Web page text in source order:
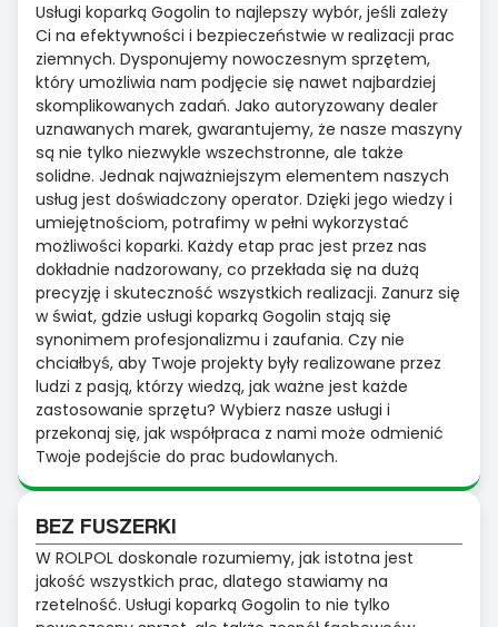
Usługi koparką Gogolin to najlepszy wybór, jeśli zależy
Ci na efektywności i bezpieczeństwie w realizacji prac
ziemnych. Dysponujemy nowoczesnym sprzętem,
który umożliwia nam podjęcie się nawet najbardziej
skomplikowanych zadań. Jako autoryzowany dealer
uznawanych marek, gwarantujemy, że nasze maszyny
są nie tylko niezwykle wszechstronne, ale także
solidne. Jednak najważniejszym elementem naszych
usług jest doświadczony operator. Dzięki jego wiedzy i
umiejętnościom, potrafimy w pełni wykorzystać
możliwości koparki. Każdy etap prac jest przez nas
dokładnie nadzorowany, co przekłada się na dużą
precyzję i skuteczność wszystkich realizacji. Zanurz się
w świat, gdzie usługi koparką Gogolin stają się
synonimem profesjonalizmu i zaufania. Czy nie
chciałbyś, aby Twoje projekty były realizowane przez
ludzi z pasją, którzy wiedzą, jak ważne jest każde
zastosowanie sprzętu? Wybierz nasze usługi i
przekonaj się, jak współpraca z nami może odmienić
Twoje podejście do prac budowlanych.
BEZ FUSZERKI
W ROLPOL doskonale rozumiemy, jak istotna jest
jakość wszystkich prac, dlatego stawiamy na
rzetelność. Usługi koparką Gogolin to nie tylko